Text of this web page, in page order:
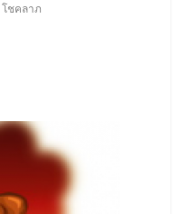
โชคลาภ